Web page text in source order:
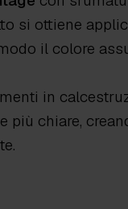
si ottiene
il colore
in
chiare,